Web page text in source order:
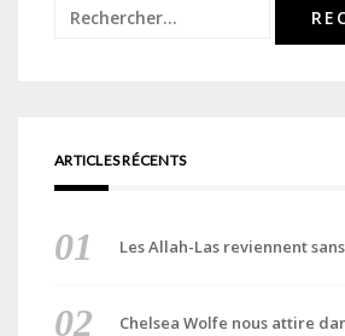
Rechercher :
ARTICLES RÉCENTS
Les Allah-Las reviennent
Chelsea Wolfe nous attire